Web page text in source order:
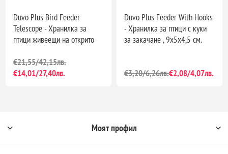
Duvo Plus Bird Feeder
Telescope - Хранилка за
птици живеещи на открито
€21,55/42,15лв.
€14,01/27,40лв.
Duvo Plus Feeder With Hooks
- Хранилка за птици с куки
за закачане , 9x5x4,5 см.
€3,20/6,26лв.€2,08/4,07лв.
Моят профил